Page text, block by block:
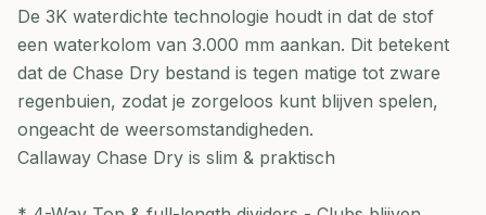
De 3K waterdichte technologie houdt in dat de stof
een waterkolom van 3.000 mm aankan. Dit betekent
dat de Chase Dry bestand is tegen matige tot zware
regenbuien, zodat je zorgeloos kunt blijven spelen,
ongeacht de weersomstandigheden.
Callaway Chase Dry is slim & praktisch